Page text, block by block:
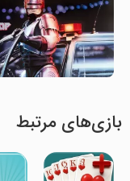
بازی‌های مرتبط